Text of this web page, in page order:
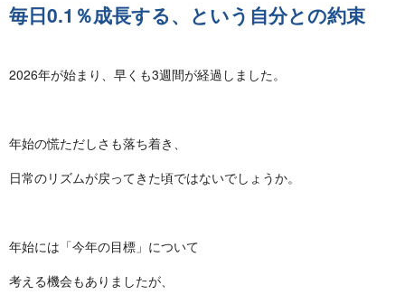
毎日0.1％成長する、という自分 と の 約 束
2026年が始まり、早くも3週間が経過しました。
年始の慌ただしさも落ち着き、
日常のリズムが戻ってきた頃ではないでしょうか。
年始には「今年の目標」について
考える機会もありましたが、